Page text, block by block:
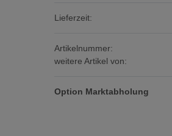
Lieferzeit:
Artikelnummer:
weitere Artikel von:
Option Marktabholung